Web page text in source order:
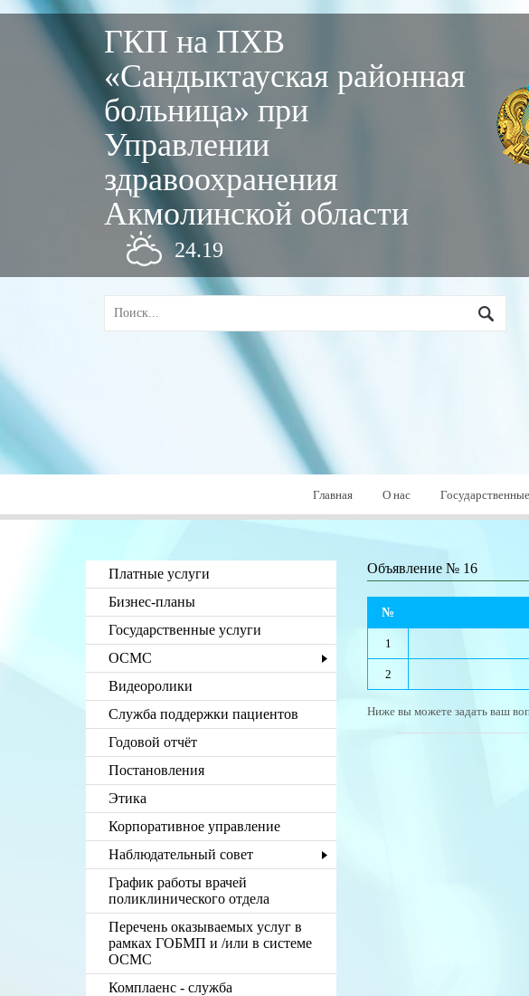
ГКП на ПХВ
«Сандыктауская районная
больница» при
Управлении
здравоохранения
Акмолинской области
24.19
Главная О нас
Платные услуги
Бизнес-планы
Государственные услуги
ОСМС
Видеоролики
Служба поддержки пациентов
Годовой отчёт
Постановления
Этика
Корпоративное управление
Наблюдательный совет
График работы врачей
поликлинического отдела
Перечень оказываемых услуг в
рамках ГОБМП и /или в системе
ОСМС
Комплаенс - служба
Объявление № 16
№
1
2
Ниже вы можете задать ваш